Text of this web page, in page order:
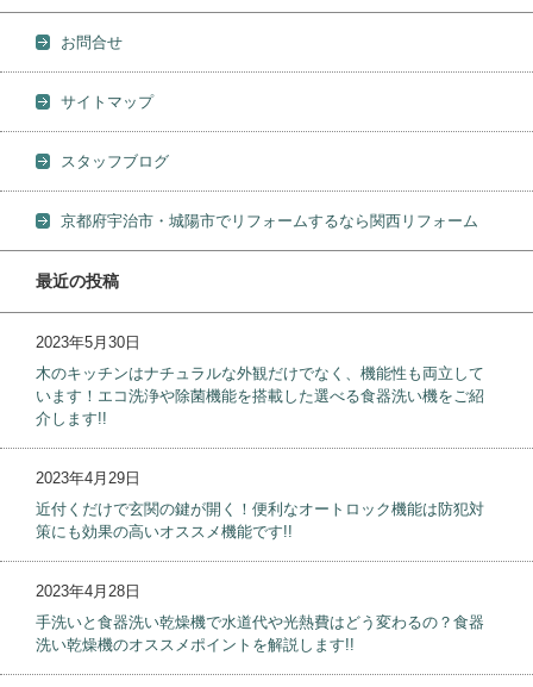
お問合せ
サイトマップ
スタッフブログ
京都府宇治市・城陽市でリフォームするなら関西リフォーム
最近の投稿
2023年5月30日
木のキッチンはナチュラルな外観だけでなく、機能性も両立して
います！エコ洗浄や除菌機能を搭載した選べる食器洗い機をご紹
介します!!
2023年4月29日
近付くだけで玄関の鍵が開く！便利なオートロック機能は防犯対
策にも効果の高いオススメ機能です!!
2023年4月28日
手洗いと食器洗い乾燥機で水道代や光熱費はどう変わるの？食器
洗い乾燥機のオススメポイントを解説します!!